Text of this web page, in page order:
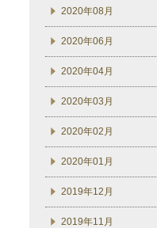
2020年08月
2020年06月
2020年04月
2020年03月
2020年02月
2020年01月
2019年12月
2019年11月